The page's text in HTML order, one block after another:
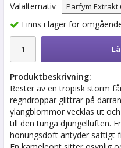
Valalternativ
Finns i lager för
Produktbeskrivning:
Rester av en tropisk storm
regndroppar glittrar på
ylangblommor vecklas ut
till den tunga djungelluften.
honungsdoft antyder saftigt